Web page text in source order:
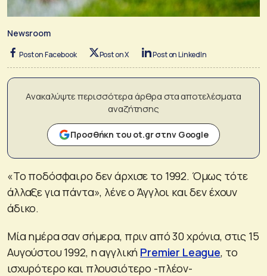
Newsroom
Post on Facebook Post on X Post on LinkedIn
Ανακαλύψτε περισσότερα άρθρα στα αποτελέσματα
αναζήτησης
Προσθήκη του ot.gr στην Google
«Το ποδόσφαιρο δεν άρχισε το 1992. Όμως τότε
άλλαξε για πάντα», λένε ο Άγγλοι και δεν έχουν
άδικο.
Μία ημέρα σαν σήμερα, πριν από 30 χρόνια, στις 15
Αυγούστου 1992, η αγγλική Premier League, το
ισχυρότερο και πλουσιότερο -πλέον-